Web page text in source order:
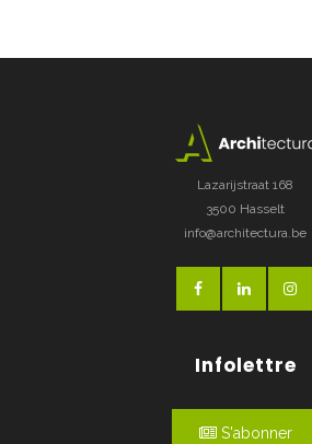
Lazarijstraat 168
3500 Hasselt
info@architectura.be
Infolettre
S'abonner